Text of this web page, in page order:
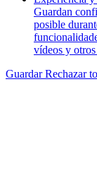
Guardan
posible
vídeos y
GuardarRechazar